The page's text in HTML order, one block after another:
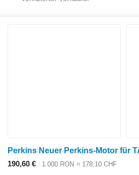
190,60 € 1.000 RON ≈ 178,10 CHF